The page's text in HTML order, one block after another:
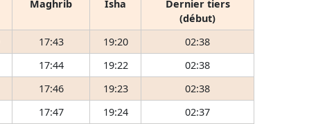
Maghrib Isha
Dernier tiers
(début)
17:43 19:20
02:38
17:44 19:22
02:38
17:46 19:23
02:38
17:47 19:24
02:37